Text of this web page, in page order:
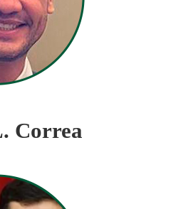
Correa